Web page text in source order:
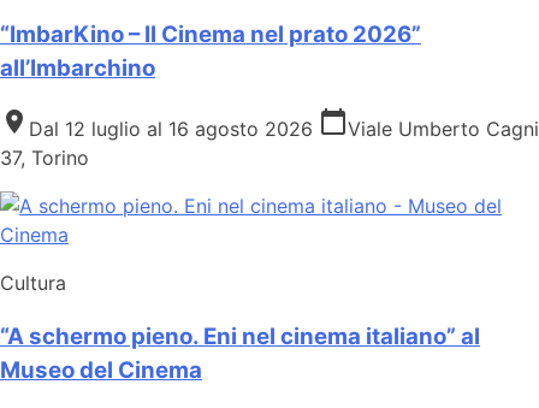
“ImbarKino – Il Cinema nel prato 2026”
all’Imbarchino
place Dal 12 luglio al 16 agosto 2026 calendar_todayViale Umberto Cagni
37, Torino
Cultura
“A schermo pieno. Eni nel cinema italiano” al
Museo del Cinema